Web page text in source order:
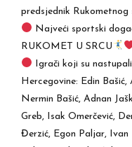
predsjednik Rukometnog
Najveći sportski
RUKOMET U SRCU
Igrači koji su
Hercegovine: Edin
Nermin Bašić, Adnan
Greb, Isak Omerčević,
Đerzić, Egon Paljar, Ivan